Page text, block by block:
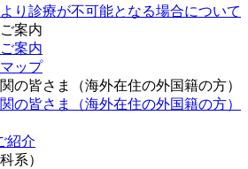
り診療が不可能となる場合について
案内
案内
ップ
の皆さま（海外在住の外国籍の方）
の皆さま（海外在住の外国籍の方）
紹介
系）